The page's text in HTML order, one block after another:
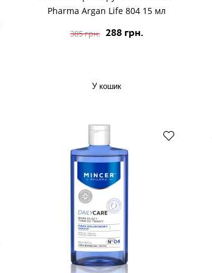
Pharma Argan Life 804 15 мл
385 грн. 288 грн.
У кошик